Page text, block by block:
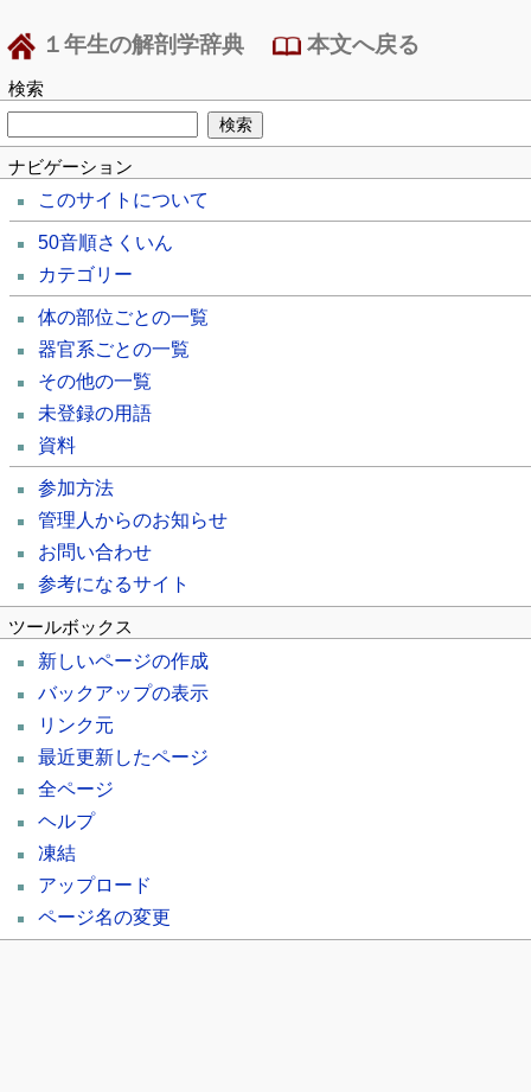
１年生の解剖学辞典 本文へ戻る
検索
ナビゲーション
このサイトについて
50音順さくいん
カテゴリー
体の部位ごとの一覧
器官系ごとの一覧
その他の一覧
未登録の用語
資料
参加方法
管理人からのお知らせ
お問い合わせ
参考になるサイト
ツールボックス
新しいページの作成
バックアップの表示
リンク元
最近更新したページ
全ページ
ヘルプ
凍結
アップロード
ページ名の変更